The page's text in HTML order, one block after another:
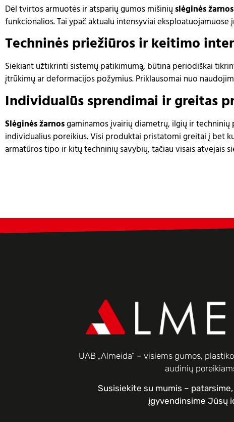
Dėl tvirtos armuotės ir atsparių gumos mišinių slėginės žarnos
funkcionalios. Tai ypač aktualu intensyviai
Techninės priežiūros ir keitimo
Siekiant užtikrinti sistemų patikimumą, būtina periodiškai
įtrūkimų ar deformacijos požymius. Priklausomai nuo
Individualūs sprendimai ir greitas
Slėginės žarnosgaminamos įvairių diametrų, ilgių ir techninių
individualius poreikius. Visi produktai pristatomi greitai į bet
armatūros tipo ir kitų techninių savybių, tačiau visais atvejais
UAB „Almeida“ – visiems gumos,
audinių
Susisiekite su mumis –
įgyvendinsime Jūsų